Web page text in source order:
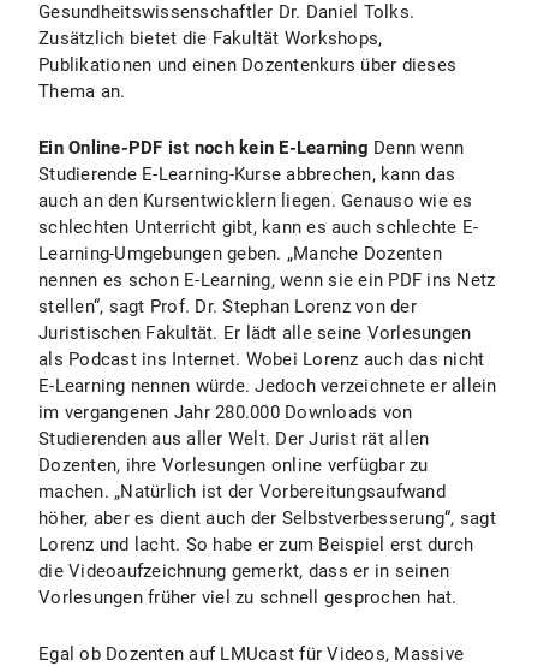
Gesundheitswissenschaftler Dr. Daniel Tolks.
Zusätzlich bietet die Fakultät Workshops,
Publikationen und einen Dozentenkurs über dieses
Thema an.
Ein Online-PDF ist noch kein E-Learning Denn wenn
Studierende E-Learning-Kurse abbrechen, kann das
auch an den Kursentwicklern liegen. Genauso wie es
schlechten Unterricht gibt, kann es auch schlechte E-
Learning-Umgebungen geben. „Manche Dozenten
nennen es schon E-Learning, wenn sie ein PDF ins Netz
stellen“, sagt Prof. Dr. Stephan Lorenz von der
Juristischen Fakultät. Er lädt alle seine Vorlesungen
als Podcast ins Internet. Wobei Lorenz auch das nicht
E-Learning nennen würde. Jedoch verzeichnete er allein
im vergangenen Jahr 280.000 Downloads von
Studierenden aus aller Welt. Der Jurist rät allen
Dozenten, ihre Vorlesungen online verfügbar zu
machen. „Natürlich ist der Vorbereitungsaufwand
höher, aber es dient auch der Selbstverbesserung“, sagt
Lorenz und lacht. So habe er zum Beispiel erst durch
die Videoaufzeichnung gemerkt, dass er in seinen
Vorlesungen früher viel zu schnell gesprochen hat.
Egal ob Dozenten auf LMUcast für Videos, Massive